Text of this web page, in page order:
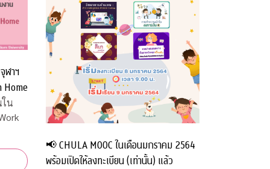
ฬาฯ
Home
น
📢 CHULA MOOC ในเดือนมกราคม 2564
พร้อมเปิดให้ลงทะเบียน (เท่านั้น) แล้ว